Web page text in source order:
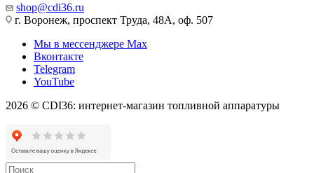
shop@cdi36.ru
г. Воронеж, проспект Труда, 48А, оф. 507
Мы в мессенджере Max
Вконтакте
Telegram
YouTube
2026 © CDI36: интернет-магазин топливной аппаратуры